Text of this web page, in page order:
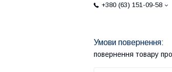
+380 (63) 151-09-58
повернення товару